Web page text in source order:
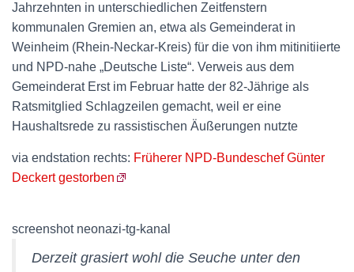
Jahrzehnten in unterschiedlichen Zeitfenstern
kommunalen Gremien an, etwa als Gemeinderat in
Weinheim (Rhein-Neckar-Kreis) für die von ihm mitinitiierte
und NPD-nahe „Deutsche Liste“. Verweis aus dem
Gemeinderat Erst im Februar hatte der 82-Jährige als
Ratsmitglied Schlagzeilen gemacht, weil er eine
Haushaltsrede zu rassistischen Äußerungen nutzte
via endstation rechts: Früherer NPD-Bundeschef Günter
Deckert gestorben
screenshot neonazi-tg-kanal
Derzeit grasiert wohl die Seuche unter den